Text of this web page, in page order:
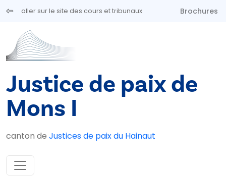
Aller au contenu principal
aller sur le site des cours et tribunaux Brochures
Justice de paix de
Mons I
canton de Justices de paix du Hainaut